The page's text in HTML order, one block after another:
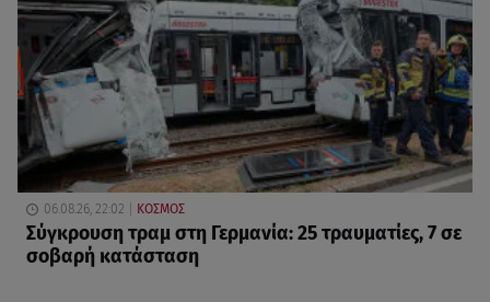
06.08.26, 22:02 ΚΟΣΜΟΣ
Σύγκρουση τραμ στη Γερμανία: 25 τραυματίες, 7 σε
σοβαρή κατάσταση